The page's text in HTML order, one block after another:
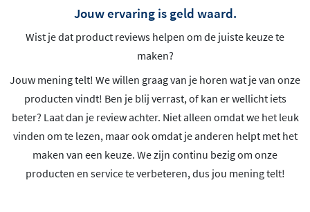
Jouw ervaring is geld waard.
Wist je dat product reviews helpen om de juiste keuze te
maken?
Jouw mening telt! We willen graag van je horen wat je van onze
producten vindt! Ben je blij verrast, of kan er wellicht iets
beter? Laat dan je review achter. Niet alleen omdat we het leuk
vinden om te lezen, maar ook omdat je anderen helpt met het
maken van een keuze. We zijn continu bezig om onze
producten en service te verbeteren, dus jou mening telt!